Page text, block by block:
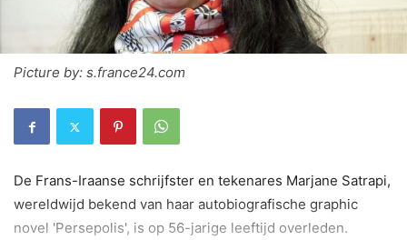
Picture by: s.france24.com
De Frans-Iraanse schrijfster en tekenares Marjane Satrapi,
wereldwijd bekend van haar autobiografische graphic
novel 'Persepolis', is op 56-jarige leeftijd overleden.